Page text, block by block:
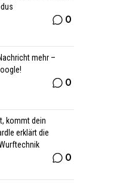
0
mehr –
0
kommt dein
erklärt die
0